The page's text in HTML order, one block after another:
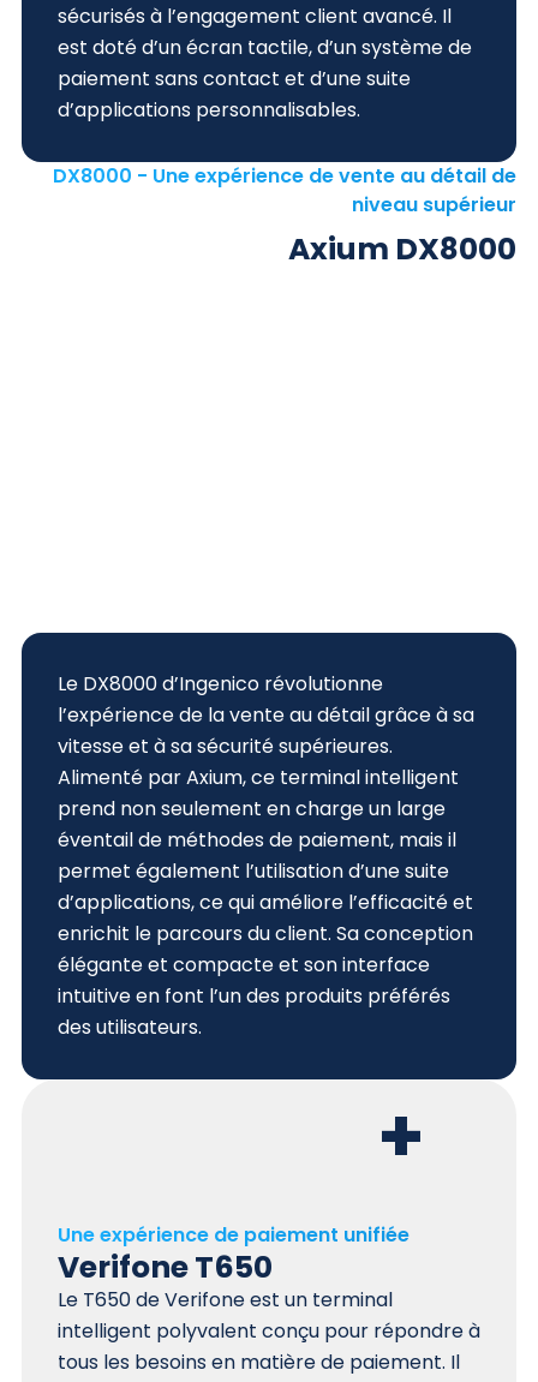
sécurisés à l’engagement client avancé. Il
est doté d’un écran tactile, d’un système de
paiement sans contact et d’une suite
d’applications personnalisables.
DX8000 - Une expérience de vente au détail de
niveau supérieur
Axium DX8000
Le DX8000 d’Ingenico révolutionne
l’expérience de la vente au détail grâce à sa
vitesse et à sa sécurité supérieures.
Alimenté par Axium, ce terminal intelligent
prend non seulement en charge un large
éventail de méthodes de paiement, mais il
permet également l’utilisation d’une suite
d’applications, ce qui améliore l’efficacité et
enrichit le parcours du client. Sa conception
élégante et compacte et son interface
intuitive en font l’un des produits préférés
des utilisateurs.
+
Une expérience de paiement unifiée
Verifone T650
Le T650 de Verifone est un terminal
intelligent polyvalent conçu pour répondre à
tous les besoins en matière de paiement. Il